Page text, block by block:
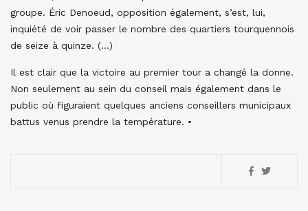
groupe. Éric Denoeud, opposition également, s’est, lui,
inquiété de voir passer le nombre des quartiers tourquennois
de seize à quinze. (…)
Il est clair que la victoire au premier tour a changé la donne.
Non seulement au sein du conseil mais également dans le
public où figuraient quelques anciens conseillers municipaux
battus venus prendre la température. •